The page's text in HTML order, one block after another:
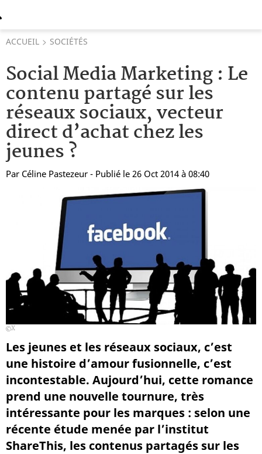
ACCUEIL SOCIÉTÉS
Social Media Marketing : Le
contenu partagé sur les
réseaux sociaux, vecteur
direct d’achat chez les
jeunes ?
Par Céline Pastezeur - Publié le 26 Oct 2014 à 08:40
X
Les jeunes et les réseaux sociaux, c’est
une histoire d’amour fusionnelle, c’est
incontestable. Aujourd’hui, cette romance
prend une nouvelle tournure, très
intéressante pour les marques : selon une
récente étude menée par l’institut
ShareThis, les contenus partagés sur les